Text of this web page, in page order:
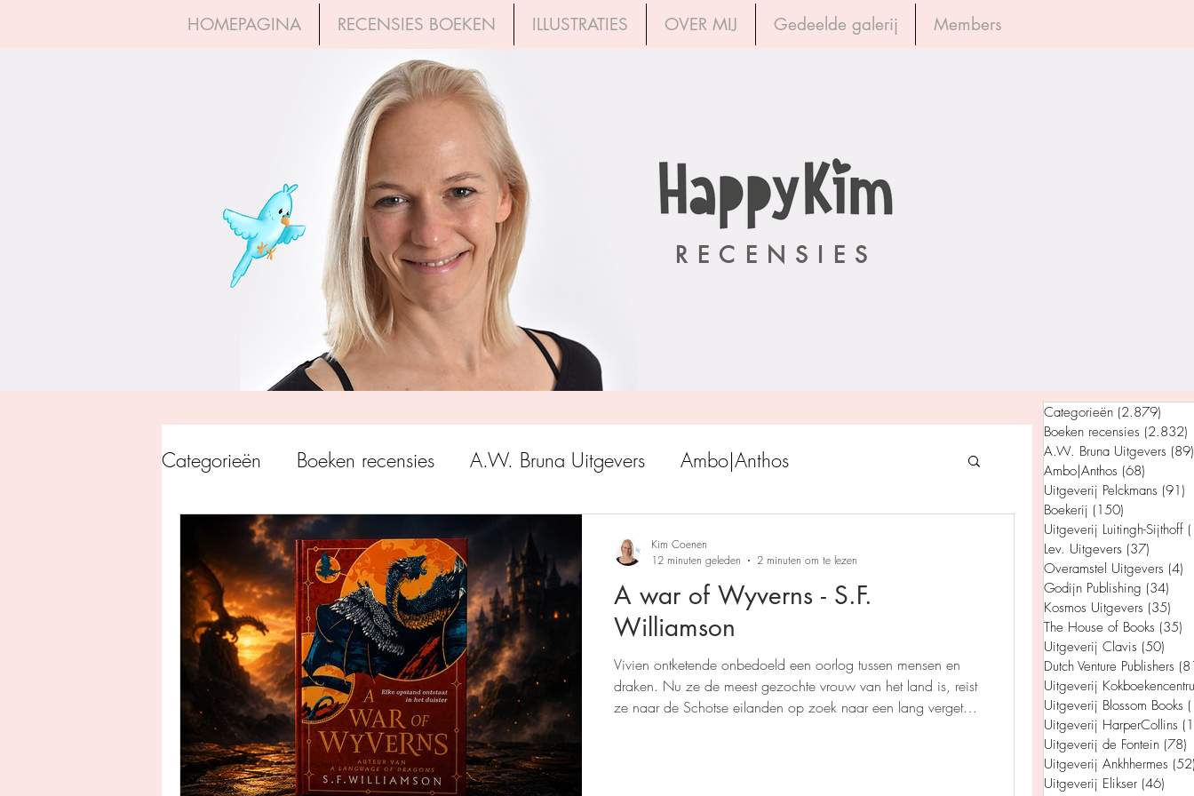
HOMEPAGINA RECENSIES BOEKEN ILLUSTRATIES OVER MIJ Gedeelde galerij Members
RECENSIES
Categorieën Boeken recensies A.W. Bruna Uitgevers Ambo|Anthos
Uitgeverij Pelckmans Boekerij Uitgeverij Luitingh-Sijthoff
Overamstel Uitgevers Godijn Publishing Kosmos Uitgevers The House of Books
Uitgeverij Clavis Dutch Venture Publishers Uitgeverij Kokboekencentrum
Uitgeverij Blossom Books Uitgeverij HarperCollins
A war of Wyverns - S.F.
Williamson
Vivien ontketende onbedoeld een oorlog tussen mensen en
draken. Nu ze de meest gezochte vrouw van het land is, reist
ze naar de Schotse eilanden op zoek naar een lang vergeten
Kim Coenen
12 minuten geleden
2 minuten om te lezen
Categorieën (2.879)
Boeken recensies (2.832)
A.W. Bruna Uitgevers (89)
Ambo|Anthos (68)
Uitgeverij Pelckmans (91)
Boekerij (150)
Uitgeverij Luitingh-Sijthoff
Lev. Uitgevers (37)
Overamstel Uitgevers (4)
Godijn Publishing (34)
Kosmos Uitgevers (35)
The House of Books (35)
Uitgeverij Clavis (50)
Dutch Venture Publishers
Uitgeverij
Uitgeverij Blossom Books
Uitgeverij HarperCollins
Uitgeverij de Fontein (78)
Uitgeverij Ankhhermes
Uitgeverij Elikser (46)